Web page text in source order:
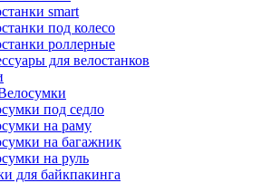
smart
под колесо
роллерные
для велостанков
под седло
на раму
на багажник
на руль
для байкпакинга